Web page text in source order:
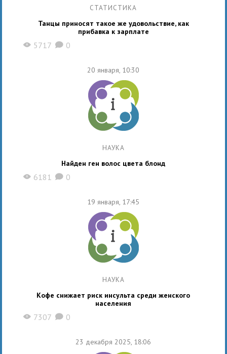
СТАТИСТИКА
Танцы приносят такое же удовольствие, как
прибавка к зарплате
X 5717 K 0
20 января, 10:30
НАУКА
Найден ген волос цвета блонд
X 6181 K 0
19 января, 17:45
НАУКА
Кофе снижает риск инсульта среди женского
населения
X 7307 K 0
23 декабря 2025, 18:06